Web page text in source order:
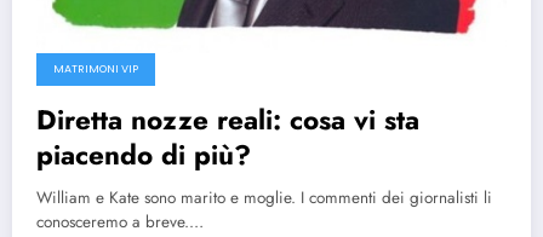
MATRIMONI VIP
Diretta nozze reali: cosa vi sta
piacendo di più?
William e Kate sono marito e moglie. I commenti dei giornalisti li
conosceremo a breve.…